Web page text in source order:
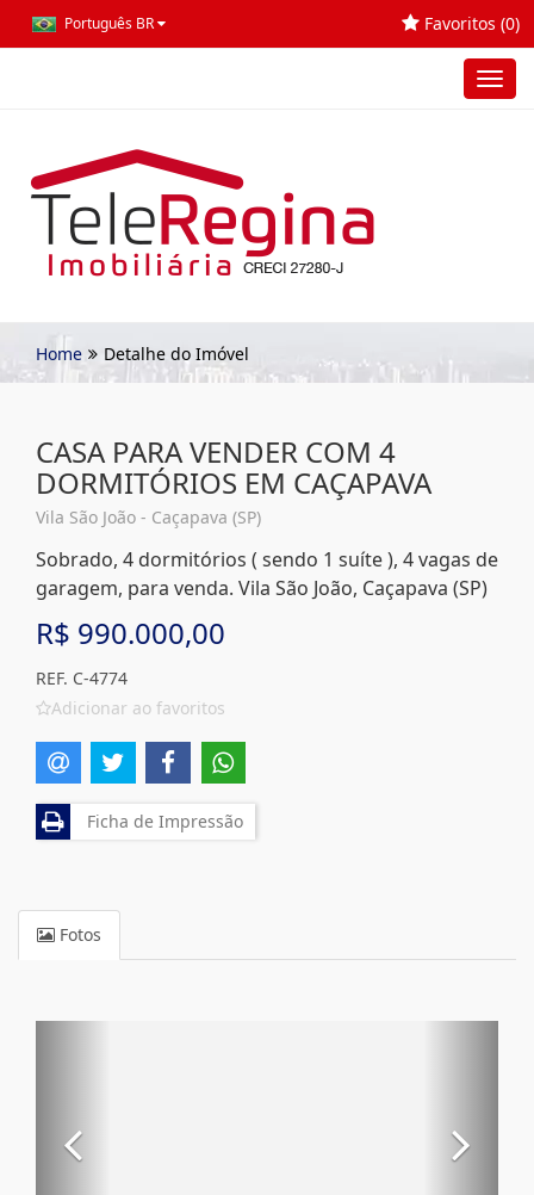
Português BR Favoritos (0)
Home Detalhe do Imóvel
CASA PARA VENDER COM 4
DORMITÓRIOS EM CAÇAPAVA
Vila São João - Caçapava (SP)
Sobrado, 4 dormitórios ( sendo 1 suíte ), 4 vagas de
garagem, para venda. Vila São João, Caçapava (SP)
R$ 990.000,00
REF. C-4774
Adicionar ao favoritos
Ficha de Impressão
Fotos